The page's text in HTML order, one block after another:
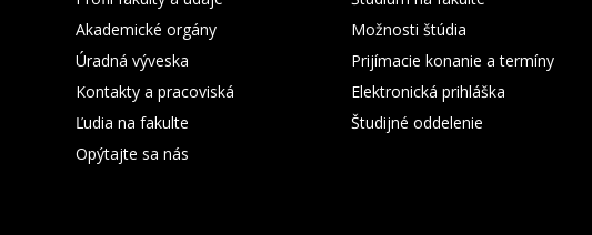
Akademické orgány
Úradná výveska
Kontakty a pracoviská
Ľudia na fakulte
Opýtajte sa nás
Možnosti štúdia
Prijímacie konanie a termíny
Elektronická prihláška
Študijné oddelenie